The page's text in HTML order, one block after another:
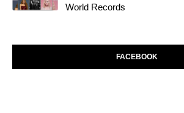
World Records
FACEBOOK